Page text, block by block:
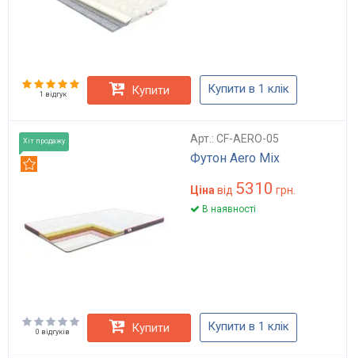
1 відгук Купити Купити в 1 клік
Хіт продажу Арт.: CF-AERO-05
Футон Aero Mix
Ціна від 5310 грн.
В наявності
0 відгуків Купити Купити в 1 клік